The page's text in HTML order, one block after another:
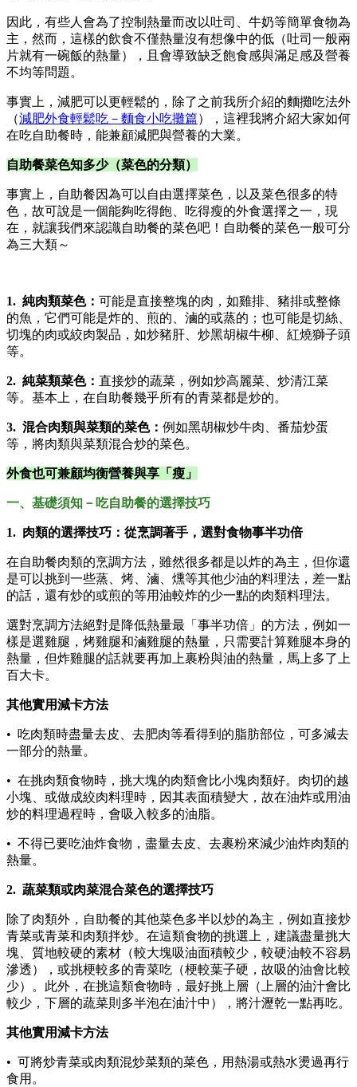
因此，有些人會為了控制熱量而改以吐司、牛奶等簡單食物為
主，然而，這樣的飲食不僅熱量沒有想像中的低（吐司一般兩
片就有一碗飯的熱量），且會導致缺乏飽食感與滿足感及營養
不均等問題。
事實上，減肥可以更輕鬆的，除了之前我所介紹的麵攤吃法外
（減肥外食輕鬆吃－麵食小吃攤篇），這裡我將介紹大家如何
在吃自助餐時，能兼顧減肥與營養的大業。
自助餐菜色知多少（菜色的分類）
事實上，自助餐因為可以自由選擇菜色，以及菜色很多的特
色，故可說是一個能夠吃得飽、吃得瘦的外食選擇之一，現
在，就讓我們來認識自助餐的菜色吧！自助餐的菜色一般可分
為三大類～
1. 純肉類菜色： 可能是直接整塊的肉，如雞排、豬排或整條
的魚，它們可能是炸的、煎的、滷的或蒸的；也可能是切絲、
切塊的肉或絞肉製品，如炒豬肝、炒黑胡椒牛柳、紅燒獅子頭
等。
2. 純菜類菜色： 直接炒的蔬菜，例如炒高麗菜、炒清江菜
等。基本上，在自助餐幾乎所有的青菜都是炒的。
3. 混合肉類與菜類的菜色： 例如黑胡椒炒牛肉、番茄炒蛋
等，將肉類與菜類混合炒的菜色。
外食也可兼顧均衡營養與享「瘦」
一、基礎須知－吃自助餐的選擇技巧
1. 肉類的選擇技巧：從烹調著手，選對食物事半功倍
在自助餐肉類的烹調方法，雖然很多都是以炸的為主，但你還
是可以挑到一些蒸、烤、滷、燻等其他少油的料理法，差一點
的話，還有炒的或煎的等用油較炸的少一點的肉類料理法。
選對烹調方法絕對是降低熱量最「事半功倍」的方法，例如一
樣是選雞腿，烤雞腿和滷雞腿的熱量，只需要計算雞腿本身的
熱量，但炸雞腿的話就要再加上裹粉與油的熱量，馬上多了上
百大卡。
其他實用減卡方法
• 吃肉類時盡量去皮、去肥肉等看得到的脂肪部位，可多減去
一部分的熱量。
• 在挑肉類食物時，挑大塊的肉類會比小塊肉類好。肉切的越
小塊、或做成絞肉料理時，因其表面積變大，故在油炸或用油
炒的料理過程時，會吸入較多的油脂。
• 不得已要吃油炸食物，盡量去皮、去裹粉來減少油炸肉類的
熱量。
2. 蔬菜類或肉菜混合菜色的選擇技巧
除了肉類外，自助餐的其他菜色多半以炒的為主，例如直接炒
青菜或青菜和肉類拌炒。在這類食物的挑選上，建議盡量挑大
塊、質地較硬的素材（較大塊吸油面積較少，較硬油較不容易
滲透），或挑梗較多的青菜吃（梗較葉子硬，故吸的油會比較
少）。此外，在挑這類食物時，最好挑上層（上層的油汁會比
較少，下層的蔬菜則多半泡在油汁中），將汁瀝乾一點再吃。
其他實用減卡方法
• 可將炒青菜或肉類混炒菜類的菜色，用熱湯或熱水燙過再行
食用。